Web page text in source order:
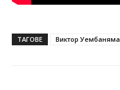
ТАГОВЕ Виктор Уембаняма